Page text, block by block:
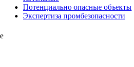
Потенциально опасные объекты
Экспертиза промбезопасности